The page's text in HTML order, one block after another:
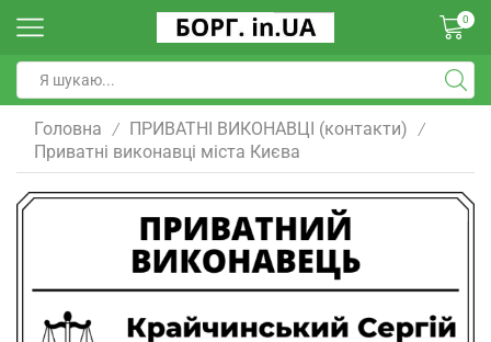
0
Головна / ПРИВАТНІ ВИКОНАВЦІ (контакти) /
Приватні виконавці міста Києва